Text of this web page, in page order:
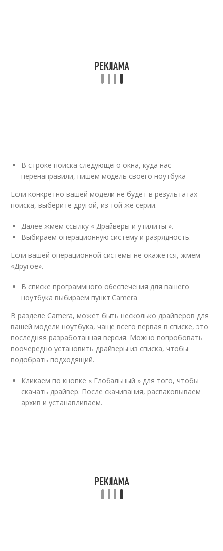
В строке поиска следующего окна, куда нас
перенаправили, пишем модель своего ноутбука
Если конкретно вашей модели не будет в результатах
поиска, выберите другой, из той же серии.
Далее жмём ссылку « Драйверы и утилиты ».
Выбираем операционную систему и разрядность.
Если вашей операционной системы не окажется, жмём
«Другое».
В списке программного обеспечения для вашего
ноутбука выбираем пункт Camera
В разделе Camera, может быть несколько драйверов для
вашей модели ноутбука, чаще всего первая в списке, это
последняя разработанная версия. Можно попробовать
поочередно установить драйверы из списка, чтобы
подобрать подходящий.
Кликаем по кнопке « Глобальный » для того, чтобы
скачать драйвер. После скачивания, распаковываем
архив и устанавливаем.